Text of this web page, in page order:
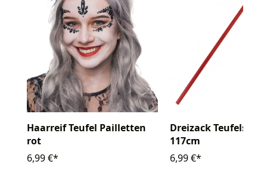
Haarreif Teufel Pailletten
rot
6,99 €*
Dreizack
117cm
6,99 €*